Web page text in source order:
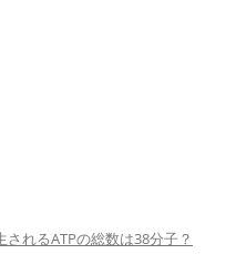
れるATPの総数は38分子？